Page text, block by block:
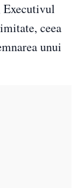
Executivul
ceea
unui